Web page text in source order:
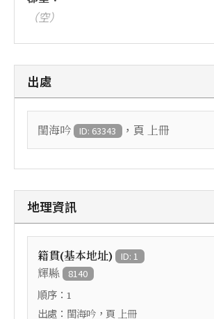
（空）
出處
閨海吟 ID: 63343 ，頁 上冊
地理資訊
籍貫(基本地址) ID: 1
輝縣 8140
順序： 1
出處： 閨海吟 ，頁 上冊